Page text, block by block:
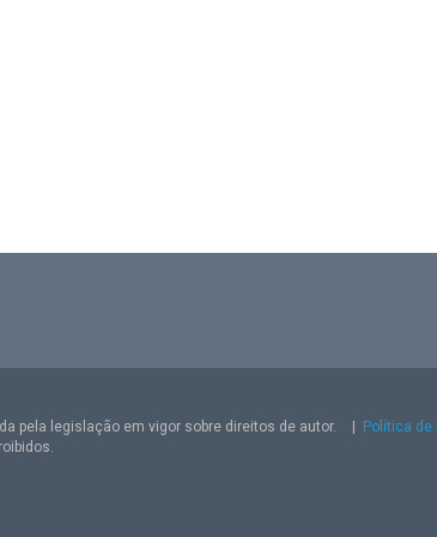
pela legislação em vigor sobre direitos de autor.
Política de